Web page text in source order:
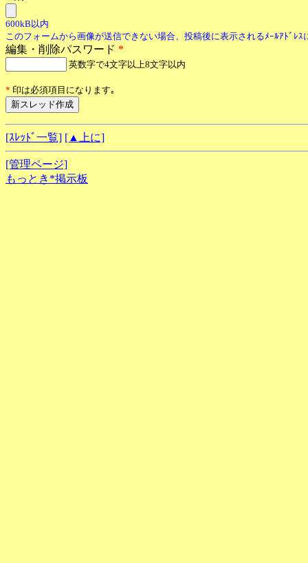
600kB以内
このフォームから画像が送信できない場合、投稿後に表示されるﾒｰﾙｱﾄﾞﾚ
編集・削除パスワード *
英数字で4文字以上8文字以内
* 印は必須項目になります｡
[ｽﾚｯﾄﾞ一覧] [▲上に]
[管理ページ]
もっとき*掲示板